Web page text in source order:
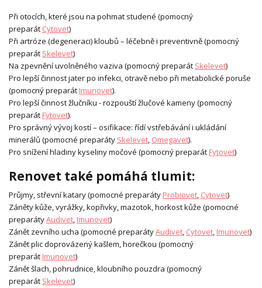
Při otocích, které jsou na pohmat studené (pomocný
preparát Cytovet)
Při artróze (degeneraci) kloubů – léčebně i preventivně (pomocný
preparát Skelevet)
Na zpevnění uvolněného vaziva (pomocný preparát Skelevet)
Pro lepší činnost jater po infekci, otravě nebo při metabolické poruše
(pomocný preparát Imunovet).
Pro lepší činnost žlučníku - rozpouští žlučové kameny (pomocný
preparát Fytovet).
Pro správný vývoj kostí – osifikace: řídí vstřebávání i ukládání
minerálů (pomocné preparáty Skelevet, Omegavet).
Pro snížení hladiny kyseliny močové (pomocný preparát Fytovet)
Renovet také pomáhá tlumit:
Průjmy, střevní katary (pomocné preparáty Probiovet, Cytovet)
Záněty kůže, vyrážky, kopřivky, mazotok, horkost kůže (pomocné
preparátyAudivet, Imunovet)
Zánět zevního ucha (pomocné preparátyAudivet, Cytovet, Imunovet)
Zánět plic doprovázený kašlem, horečkou (pomocný
preparát Imunovet)
Zánět šlach, pohrudnice, kloubního pouzdra (pomocný
preparát Skelevet)